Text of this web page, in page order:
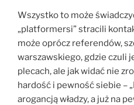
Wszystko to może
„platformersi” stracili
może oprócz referendów,
warszawskiego, gdzie czuli
plecach, ale jak widać nie
hardość i pewność siebie –
arogancją władzy, a już na